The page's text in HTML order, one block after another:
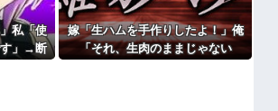
私「使
す」→断
嫁「生ハムを手作りしたよ！」俺
「それ、生肉のままじゃない